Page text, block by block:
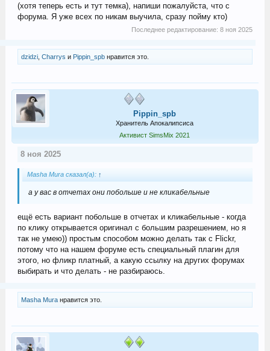
(хотя теперь есть и тут темка), напиши пожалуйста, что с
форума. Я уже всех по никам выучила, сразу пойму кто)
Последнее редактирование:8 ноя 2025
dzidzi, Charrys и Pippin_spbнравится это.
Pippin_spb
Хранитель Апокалипсиса
Активист SimsMix 2021
8 ноя 2025
Masha Mura сказал(а): ↑
а у вас в отчетах они побольше и не кликабельные
ещё есть вариант побольше в отчетах и кликабельные - когда
по клику открывается оригинал с большим разрешением, но я
так не умею)) простым способом можно делать так с Flickr,
потому что на нашем форуме есть специальный плагин для
этого, но фликр платный, а какую ссылку на других форумах
выбирать и что делать - не разбираюсь.
Masha Muraнравится это.